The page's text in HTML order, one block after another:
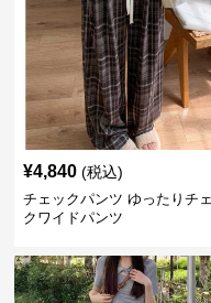
¥4,840 (税込)
チェックパンツ ゆったりチ
クワイドパンツ